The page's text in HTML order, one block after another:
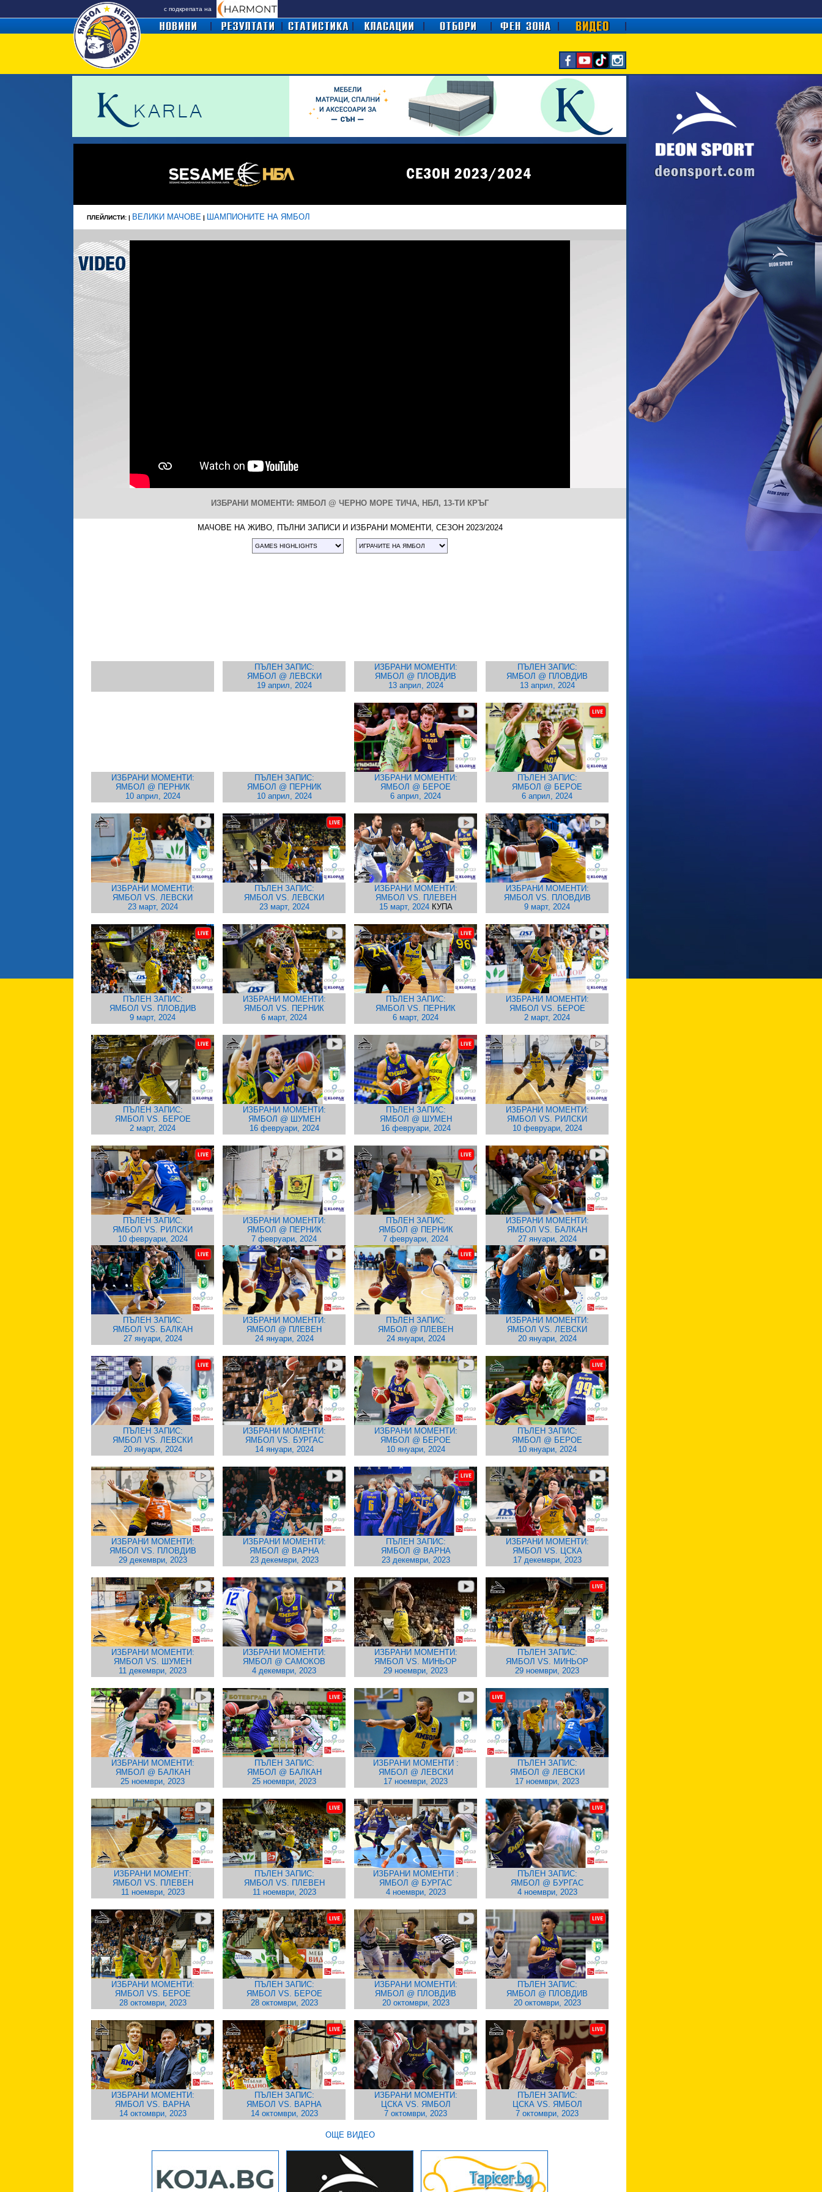
с подкрепата на
ПЛЕЙЛИСТИ: | ВЕЛИКИ МАЧОВЕ | ШАМПИОНИТЕ НА ЯМБОЛ
ИЗБРАНИ МОМЕНТИ: ЯМБОЛ @ ЧЕРНО МОРЕ ТИЧА, НБЛ, 13-ТИ КРЪГ
МАЧОВЕ НА ЖИВО, ПЪЛНИ ЗАПИСИ И ИЗБРАНИ МОМЕНТИ, СЕЗОН 2023/2024
ПЪЛЕН ЗАПИС:
ЯМБОЛ @ ЛЕВСКИ
19 април, 2024
ИЗБРАНИ МОМЕНТИ:
ЯМБОЛ @ ПЛОВДИВ
13 април, 2024
ПЪЛЕН ЗАПИС:
ЯМБОЛ @ ПЛОВДИВ
13 април, 2024
ИЗБРАНИ МОМЕНТИ:
ЯМБОЛ @ ПЕРНИК
10 април, 2024
ПЪЛЕН ЗАПИС:
ЯМБОЛ @ ПЕРНИК
10 април, 2024
ИЗБРАНИ МОМЕНТИ:
ЯМБОЛ @ БЕРОЕ
6 април, 2024
ПЪЛЕН ЗАПИС:
ЯМБОЛ @ БЕРОЕ
6 април, 2024
ИЗБРАНИ МОМЕНТИ:
ЯМБОЛ VS. ЛЕВСКИ
23 март, 2024
ПЪЛЕН ЗАПИС:
ЯМБОЛ VS. ЛЕВСКИ
23 март, 2024
ИЗБРАНИ МОМЕНТИ:
ЯМБОЛ VS. ПЛЕВЕН
15 март, 2024КУПА
ИЗБРАНИ МОМЕНТИ:
ЯМБОЛ VS. ПЛОВДИВ
9 март, 2024
ПЪЛЕН ЗАПИС:
ЯМБОЛ VS. ПЛОВДИВ
9 март, 2024
ИЗБРАНИ МОМЕНТИ:
ЯМБОЛ VS. ПЕРНИК
6 март, 2024
ПЪЛЕН ЗАПИС:
ЯМБОЛ VS. ПЕРНИК
6 март, 2024
ИЗБРАНИ МОМЕНТИ:
ЯМБОЛ VS. БЕРОЕ
2 март, 2024
ПЪЛЕН ЗАПИС:
ЯМБОЛ VS. БЕРОЕ
2 март, 2024
ИЗБРАНИ МОМЕНТИ:
ЯМБОЛ @ ШУМЕН
16 февруари, 2024
ПЪЛЕН ЗАПИС:
ЯМБОЛ @ ШУМЕН
16 февруари, 2024
ИЗБРАНИ МОМЕНТИ:
ЯМБОЛ VS. РИЛСКИ
10 февруари, 2024
ПЪЛЕН ЗАПИС:
ЯМБОЛ VS. РИЛСКИ
10 февруари, 2024
ИЗБРАНИ МОМЕНТИ:
ЯМБОЛ @ ПЕРНИК
7 февруари, 2024
ПЪЛЕН ЗАПИС:
ЯМБОЛ @ ПЕРНИК
7 февруари, 2024
ИЗБРАНИ МОМЕНТИ:
ЯМБОЛ VS. БАЛКАН
27 януари, 2024
ПЪЛЕН ЗАПИС:
ЯМБОЛ VS. БАЛКАН
27 януари, 2024
ИЗБРАНИ МОМЕНТИ:
ЯМБОЛ @ ПЛЕВЕН
24 януари, 2024
ПЪЛЕН ЗАПИС:
ЯМБОЛ @ ПЛЕВЕН
24 януари, 2024
ИЗБРАНИ МОМЕНТИ:
ЯМБОЛ VS. ЛЕВСКИ
20 януари, 2024
ПЪЛЕН ЗАПИС:
ЯМБОЛ VS. ЛЕВСКИ
20 януари, 2024
ИЗБРАНИ МОМЕНТИ:
ЯМБОЛ VS. БУРГАС
14 януари, 2024
ИЗБРАНИ МОМЕНТИ:
ЯМБОЛ @ БЕРОЕ
10 януари, 2024
ПЪЛЕН ЗАПИС:
ЯМБОЛ @ БЕРОЕ
10 януари, 2024
ИЗБРАНИ МОМЕНТИ:
ЯМБОЛ VS. ПЛОВДИВ
29 декември, 2023
ИЗБРАНИ МОМЕНТИ:
ЯМБОЛ @ ВАРНА
23 декември, 2023
ПЪЛЕН ЗАПИС:
ЯМБОЛ @ ВАРНА
23 декември, 2023
ИЗБРАНИ МОМЕНТИ:
ЯМБОЛ VS. ЦСКА
17 декември, 2023
ИЗБРАНИ МОМЕНТИ:
ЯМБОЛ VS. ШУМЕН
11 декември, 2023
ИЗБРАНИ МОМЕНТИ:
ЯМБОЛ @ САМОКОВ
4 декември, 2023
ИЗБРАНИ МОМЕНТИ:
ЯМБОЛ VS. МИНЬОР
29 ноември, 2023
ПЪЛЕН ЗАПИС:
ЯМБОЛ VS. МИНЬОР
29 ноември, 2023
ИЗБРАНИ МОМЕНТИ:
ЯМБОЛ @ БАЛКАН
25 ноември, 2023
ПЪЛЕН ЗАПИС:
ЯМБОЛ @ БАЛКАН
25 ноември, 2023
ИЗБРАНИ МОМЕНТИ :
ЯМБОЛ @ ЛЕВСКИ
17 ноември, 2023
ПЪЛЕН ЗАПИС:
ЯМБОЛ @ ЛЕВСКИ
17 ноември, 2023
ИЗБРАНИ МОМЕНТ:
ЯМБОЛ VS. ПЛЕВЕН
11 ноември, 2023
ПЪЛЕН ЗАПИС:
ЯМБОЛ VS. ПЛЕВЕН
11 ноември, 2023
ИЗБРАНИ МОМЕНТИ :
ЯМБОЛ @ БУРГАС
4 ноември, 2023
ПЪЛЕН ЗАПИС:
ЯМБОЛ @ БУРГАС
4 ноември, 2023
ИЗБРАНИ МОМЕНТИ:
ЯМБОЛ VS. БЕРОЕ
28 октомври, 2023
ПЪЛЕН ЗАПИС:
ЯМБОЛ VS. БЕРОЕ
28 октомври, 2023
ИЗБРАНИ МОМЕНТИ:
ЯМБОЛ @ ПЛОВДИВ
20 октомври, 2023
ПЪЛЕН ЗАПИС:
ЯМБОЛ @ ПЛОВДИВ
20 октомври, 2023
ИЗБРАНИ МОМЕНТИ:
ЯМБОЛ VS. ВАРНА
14 октомври, 2023
ПЪЛЕН ЗАПИС:
ЯМБОЛ VS. ВАРНА
14 октомври, 2023
ИЗБРАНИ МОМЕНТИ:
ЦСКА VS. ЯМБОЛ
7 октомври, 2023
ПЪЛЕН ЗАПИС:
ЦСКА VS. ЯМБОЛ
7 октомври, 2023
ОЩЕ ВИДЕО